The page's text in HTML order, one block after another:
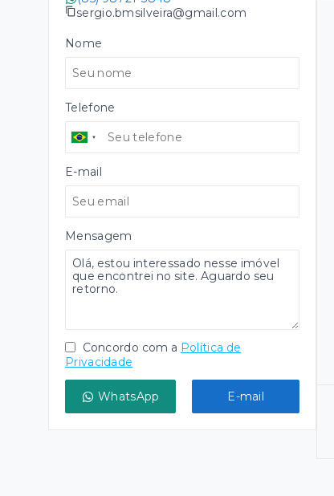
sergio.bmsilveira@gmail.com
Nome
Telefone
E-mail
Mensagem
Concordo com a Política de
Privacidade
WhatsApp E-mail